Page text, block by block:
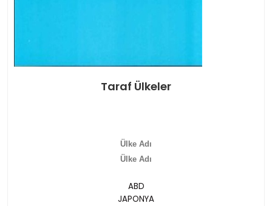
Taraf Ülkeler
Ülke Adı
Ülke Adı
ABD
JAPONYA